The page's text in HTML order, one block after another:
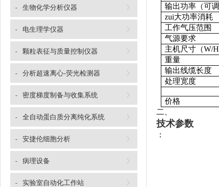
- 生物化学分析仪器
- 电生理学仪器
- 颗粒表征与质量控制仪器
- 分析超速离心-荧光检测器
- 密度梯度制备与收集系统
- 全自动蛋白质分离纯化系统
- 安捷伦细胞分析
- 病理设备
- 实验室自动化工作站
输出功率（可
zui大功率消耗
工作气压范围
气源要求
主机尺寸（W/
重量
输出线缆长度
处理宽度
价格
二、
技术参数
：